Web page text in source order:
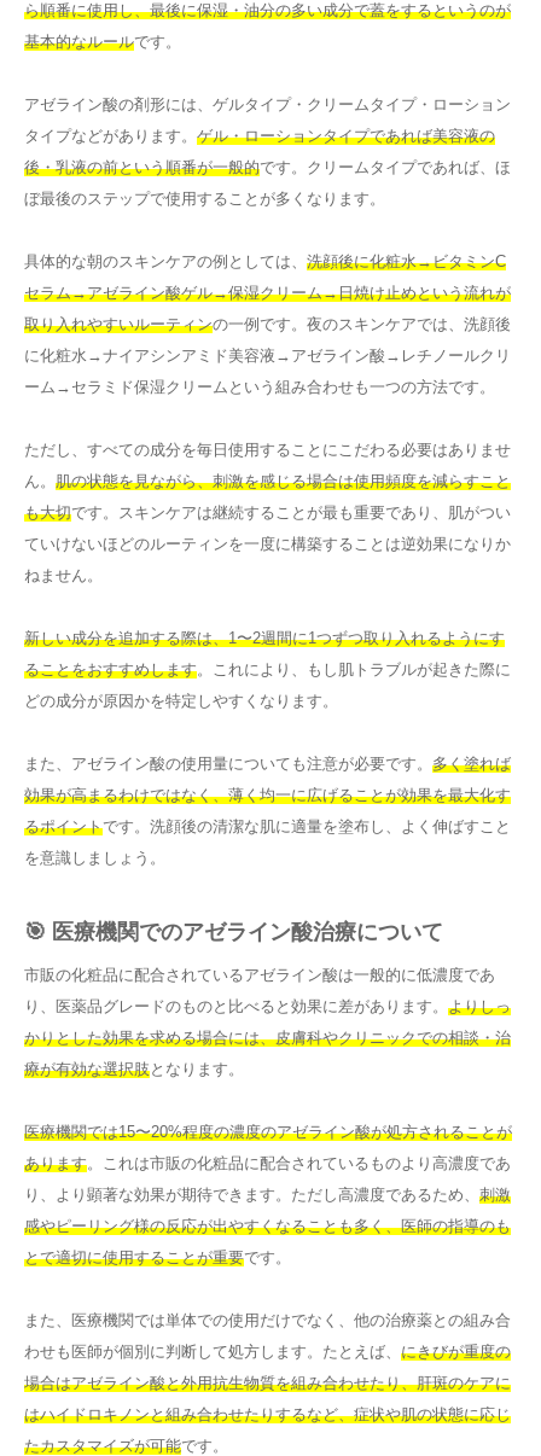
ら順番に使用し、最後に保湿・油分の多い成分で蓋をするというのが
基本的なルールです。
アゼライン酸の剤形には、ゲルタイプ・クリームタイプ・ローション
タイプなどがあります。 ゲル・ローションタイプであれば美容液の
後・乳液の前という順番が一般的です。クリームタイプであれば、ほ
ぼ最後のステップで使用することが多くなります。
具体的な朝のスキンケアの例としては、 洗顔後に化粧水→ビタミンC
セラム→アゼライン酸ゲル→保湿クリーム→日焼け止めという流れが
取り入れやすいルーティンの一例です。夜のスキンケアでは、洗顔後
に化粧水→ナイアシンアミド美容液→アゼライン酸→レチノールクリ
ーム→セラミド保湿クリームという組み合わせも一つの方法です。
ただし、すべての成分を毎日使用することにこだわる必要はありませ
ん。 肌の状態を見ながら、刺激を感じる場合は使用頻度を減らすこと
も大切です。スキンケアは継続することが最も重要であり、肌がつい
ていけないほどのルーティンを一度に構築することは逆効果になりか
ねません。
新しい成分を追加する際は、1〜2週間に1つずつ取り入れるようにす
ることをおすすめします。これにより、もし肌トラブルが起きた際に
どの成分が原因かを特定しやすくなります。
また、アゼライン酸の使用量についても注意が必要です。 多く塗れば
効果が高まるわけではなく、薄く均一に広げることが効果を最大化す
るポイントです。洗顔後の清潔な肌に適量を塗布し、よく伸ばすこと
を意識しましょう。
🎯 医療機関でのアゼライン酸治療について
市販の化粧品に配合されているアゼライン酸は一般的に低濃度であ
り、医薬品グレードのものと比べると効果に差があります。 よりしっ
かりとした効果を求める場合には、皮膚科やクリニックでの相談・治
療が有効な選択肢となります。
医療機関では15〜20%程度の濃度のアゼライン酸が処方されることが
あります。これは市販の化粧品に配合されているものより高濃度であ
り、より顕著な効果が期待できます。ただし高濃度であるため、 刺激
感やピーリング様の反応が出やすくなることも多く、医師の指導のも
とで適切に使用することが重要です。
また、医療機関では単体での使用だけでなく、他の治療薬との組み合
わせも医師が個別に判断して処方します。たとえば、 にきびが重度の
場合はアゼライン酸と外用抗生物質を組み合わせたり、肝斑のケアに
はハイドロキノンと組み合わせたりするなど、症状や肌の状態に応じ
たカスタマイズが可能です。